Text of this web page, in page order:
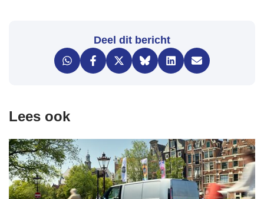
Deel dit bericht
Lees ook